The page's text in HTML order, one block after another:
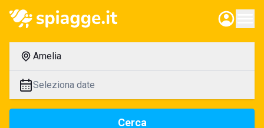
Amelia
Seleziona date
Cerca